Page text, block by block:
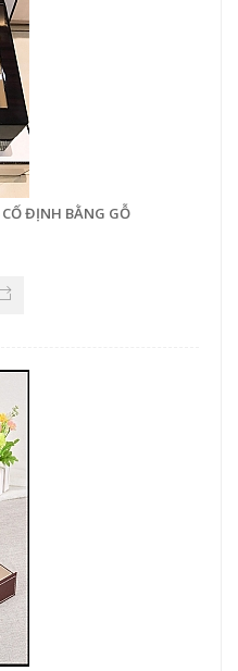
ĐỊNH BẰNG GỖ